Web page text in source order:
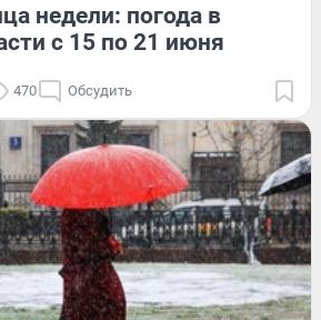
недели: погода в
с 15 по 21 июня
470 Обсудить